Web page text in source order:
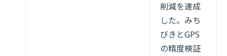
削減を達成
した。みち
びきとGPS
の精度検証